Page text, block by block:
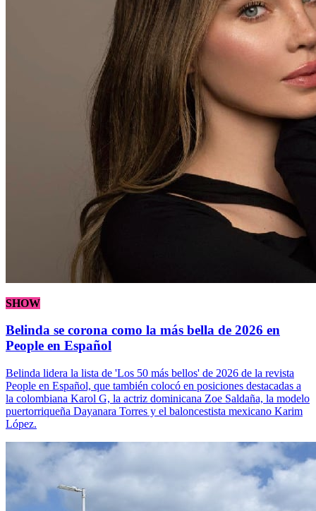
SHOW
Belinda se corona como la más bella de 2026 en
People en Español
Belinda lidera la lista de 'Los 50 más bellos' de 2026 de la revista
People en Español, que también colocó en posiciones destacadas a
la colombiana Karol G, la actriz dominicana Zoe Saldaña, la modelo
puertorriqueña Dayanara Torres y el baloncestista mexicano Karim
López.